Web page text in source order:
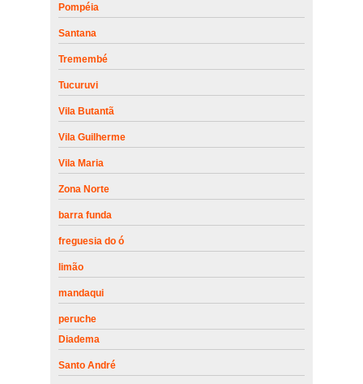
Pompéia
Santana
Tremembé
Tucuruvi
Vila Butantã
Vila Guilherme
Vila Maria
Zona Norte
barra funda
freguesia do ó
limão
mandaqui
peruche
Diadema
Santo André